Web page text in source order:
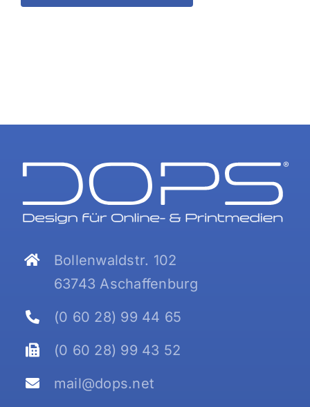
Bollenwaldstr. 102
63743 Aschaffenburg
(0 60 28) 99 44 65
(0 60 28) 99 43 52
mail@dops.net